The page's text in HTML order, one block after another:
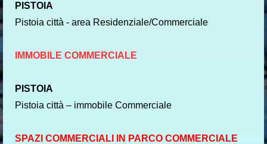
PISTOIA
Pistoia città - area Residenziale/Commerciale
IMMOBILE COMMERCIALE
PISTOIA
Pistoia città – immobile Commerciale
SPAZI COMMERCIALI IN PARCO COMMERCIALE